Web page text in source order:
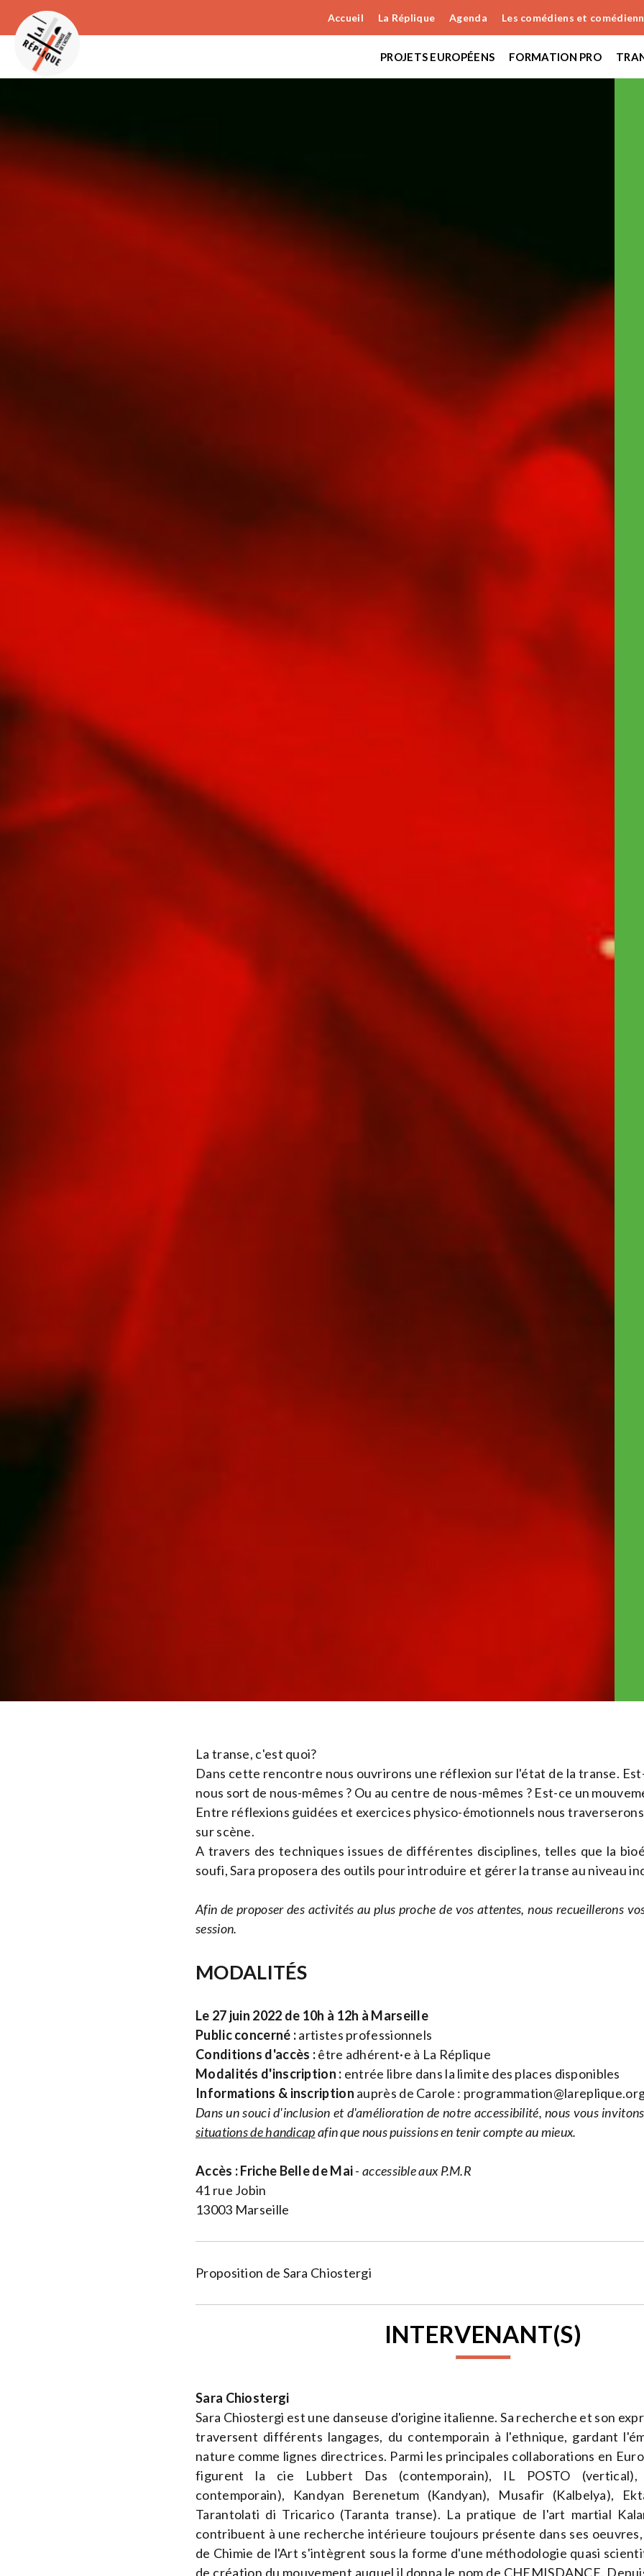
Accueil La Réplique Agenda Les comédiens et
PROJETS EUROPÉENS FORMATION PRO
La transe, c'est quoi?
Dans cette rencontre nous ouvrirons une réflexion sur l'état de la transe.
nous sort de nous-mêmes ? Ou au centre de nous-mêmes ? Est-ce un
Entre réflexions guidées et exercices physico-émotionnels nous
sur scène.
A travers des techniques issues de différentes disciplines, telles que la
soufi, Sara proposera des outils pour introduire et gérer la transe au niveau
Afin de proposer des activités au plus proche de vos attentes, nous recueillerons
session.
MODALITÉS
Le 27 juin 2022 de 10h à 12h à Marseille
Public concerné :artistes professionnels
Conditions d'accès :être adhérent·e à La Réplique
Modalités d'inscription : entrée libre dans la limite des places disponibles
Informations & inscription auprès de Carole :
Dans un souci d'inclusion et d'amélioration de notre accessibilité, nous vous
situations de handicapafin que nous puissions en tenir compte au mieux.
Accès : Friche Belle de Mai- accessible aux P.M.R
41 rue Jobin
13003 Marseille
Proposition de Sara Chiostergi
INTERVENANT(S)
Sara Chiostergi
Sara Chiostergi est une danseuse d'origine italienne. Sa recherche et son
traversent différents langages, du contemporain à l'ethnique, gardant
nature comme lignes directrices. Parmi les principales collaborations en
figurent la cie Lubbert Das (contemporain), IL POSTO (vertical),
contemporain), Kandyan Berenetum (Kandyan), Musafir (Kalbelya),
Tarantolati di Tricarico (Taranta transe). La pratique de l'art martial
contribuent à une recherche intérieure toujours présente dans ses
de Chimie de l'Art s'intègrent sous la forme d'une méthodologie quasi
de création du mouvement auquel il donna le nom de CHEMISDANCE.